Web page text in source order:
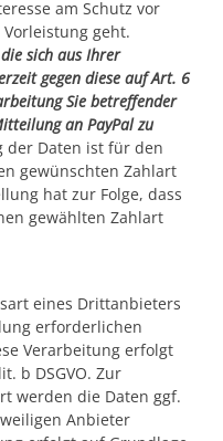
am Schutz vor
geht.
sich aus Ihrer
gegen diese auf Art. 6
Sie betreffender
an PayPal zu
der Daten ist für den
gewünschten Zahlart
hat zur Folge, dass
gewählten Zahlart
eines Drittanbieters
erforderlichen
Verarbeitung erfolgt
b DSGVO. Zur
werden die Daten ggf.
Anbieter